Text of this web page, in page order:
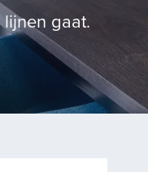
gaat.